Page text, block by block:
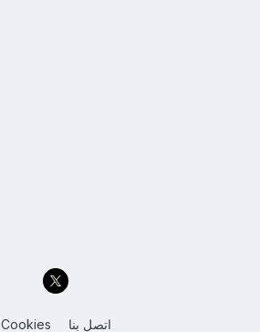
اتصل بنا Cookies